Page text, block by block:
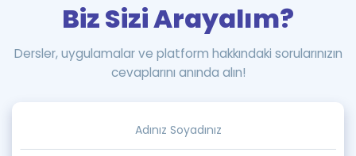
Biz Sizi Arayalım?
Dersler, uygulamalar ve platform hakkındaki sorularınızın
cevaplarını anında alın!